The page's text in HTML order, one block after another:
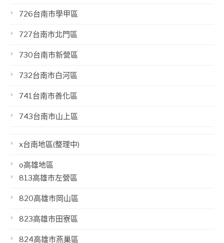
726台南市學甲區
727台南市北門區
730台南市新營區
732台南市白河區
741台南市善化區
743台南市山上區
x台南地區(整理中)
o高雄地區
813高雄市左營區
820高雄市岡山區
823高雄市田寮區
824高雄市燕巢區